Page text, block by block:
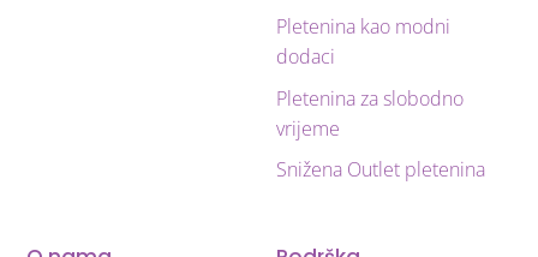
Pletenina kao modni
dodaci
Pletenina za slobodno
vrijeme
Snižena Outlet pletenina